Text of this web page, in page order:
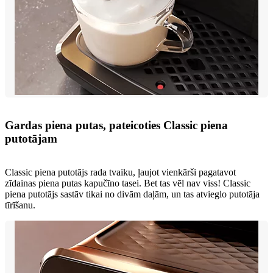
Gardas piena putas, pateicoties Classic piena
putotājam
Classic piena putotājs rada tvaiku, ļaujot vienkārši pagatavot
zīdainas piena putas kapučīno tasei. Bet tas vēl nav viss! Classic
piena putotājs sastāv tikai no divām daļām, un tas atvieglo putotāja
tīrīšanu.